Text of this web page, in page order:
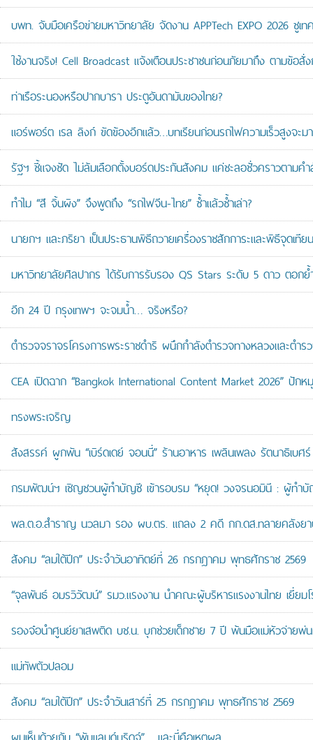
บพท. จับมือเครือข่ายมหาวิทยาลัย จัดงาน APPTech EXPO 2026 ชูเ
ใช้งานจริง! Cell Broadcast แจ้งเตือนประชาชนก่อนภัยมาถึง ตามข้อสั่
ท่าเรือระนองหรือปากบารา ประตูอันดามันของไทย?
แอร์พอร์ต เรล ลิงก์ ขัดข้องอีกแล้ว…บทเรียนก่อนรถไฟความเร็วสูงจะม
รัฐฯ ชี้แจงชัด ไม่ล้มเลือกตั้งบอร์ดประกันสังคม แค่ชะลอชั่วคราวตามค
ทำไม “สี จิ้นผิง” จึงพูดถึง “รถไฟจีน-ไทย” ซ้ำแล้วซ้ำเล่า?
นายกฯ และภริยา เป็นประธานพิธีถวายเครื่องราชสักการะและพิธีจุดเ
มหาวิทยาลัยศิลปากร ได้รับการรับรอง QS Stars ระดับ 5 ดาว ตอก
อีก 24 ปี กรุงเทพฯ จะจมน้ำ… จริงหรือ?
ตำรวจจราจรโครงการพระราชดำริ ผนึกกำลังตำรวจทางหลวงและตำ
CEA เปิดฉาก “Bangkok International Content Market 2026” ปั
ทรงพระเจริญ
สังสรรค์ ผูกพัน “เบิร์ดเดย์ จอนนี่” ร้านอาหาร เพลินเพลง รัตนาธิเบศ
กรมพัฒน์ฯ เชิญชวนผู้ทำบัญชี เข้ารอบรม “หยุด! วงจรนอมินี : ผู้ทำ
พล.ต.อ.สำราญ นวลมา รอง ผบ.ตร. แถลง 2 คดี กก.ดส.ทลายคลังย
สังคม “ลมใต้ปีก” ประจำวันอาทิตย์ที่ 26 กรกฎาคม พุทธศักราช 2569
“จุลพันธ์ อมรวิวัฒน์” รมว.แรงงาน นำคณะผู้บริหารแรงงานไทย เยี่ยม
รองจ๋อนำศูนย์ยาเสพติด บช.น. บุกช่วยเด็กชาย 7 ปี พ้นมือแม่หัวจ่ายพ่น
แม่ทัพตัวปลอม
สังคม “ลมใต้ปีก” ประจำวันเสาร์ที่ 25 กรกฎาคม พุทธศักราช 2569